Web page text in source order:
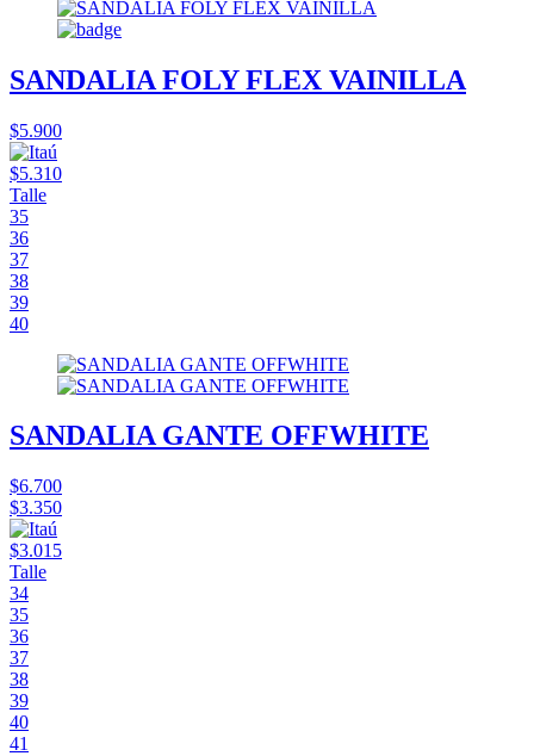
SANDALIA FOLY FLEX VAINILLA
$5.900
$5.310
Talle
35
36
37
38
39
40
SANDALIA GANTE OFFWHITE
$6.700
$3.350
$3.015
Talle
34
35
36
37
38
39
40
41